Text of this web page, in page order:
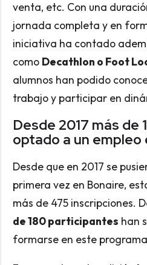
venta, etc. Con una
jornada completa y en
iniciativa ha contado
como Decathlon o Foot
alumnos han podido
trabajo y participar en
Desde 2017 más de
optado a un empleo
Desde que en 2017 se
primera vez en Bonaire,
más de 475 inscripciones.
de 180 participantes han
formarse en este